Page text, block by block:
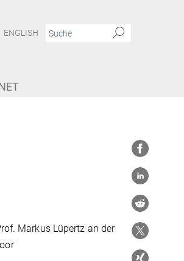
ENGLISH
Markus Lüpertz an der